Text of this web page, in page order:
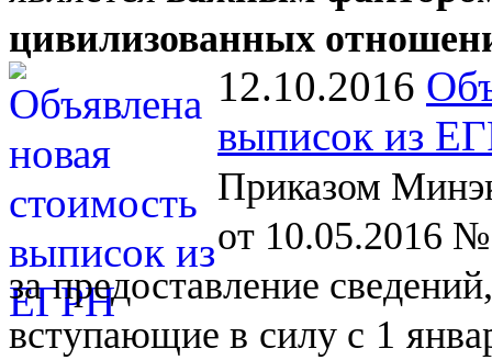
цивилизованных
12.10.2016
выписок из
Приказом
от 10.05.2016 №
за предоставление
вступающие в силу с 1